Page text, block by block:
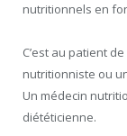
nutritionnels en
C’est au patient
nutritionniste ou
Un médecin
diététicienne.